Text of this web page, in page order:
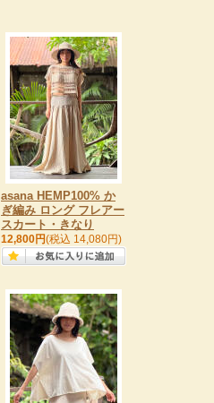
asana HEMP100% か
ぎ編み ロング フレアー
スカート・きなり
12,800円(税込 14,080円)